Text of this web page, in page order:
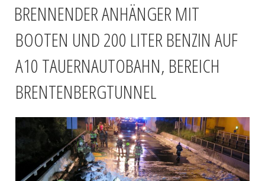
BRENNENDER ANHÄNGER MIT
BOOTEN UND 200 LITER BENZIN AUF
A10 TAUERNAUTOBAHN, BEREICH
BRENTENBERGTUNNEL